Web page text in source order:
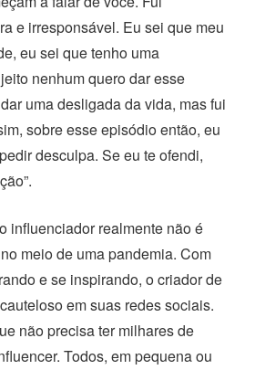
e irresponsável. Eu sei que meu
eu sei que tenho uma
nenhum quero dar esse
uma desligada da vida, mas fui
sobre esse episódio então, eu
desculpa. Se eu te ofendi,
influenciador realmente não é
meio de uma pandemia. Com
e se inspirando, o criador de
em suas redes sociais.
não precisa ter milhares de
Todos, em pequena ou